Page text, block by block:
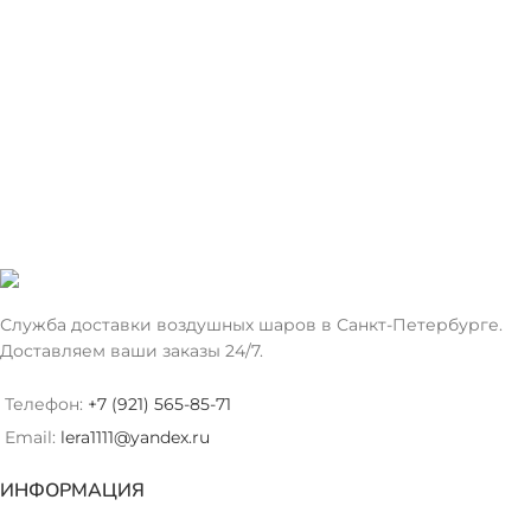
Служба доставки воздушных шаров в Санкт-Петербурге.
Доставляем ваши заказы 24/7.
Телефон: +7 (921) 565-85-71
Email: lera1111@yandex.ru
ИНФОРМАЦИЯ